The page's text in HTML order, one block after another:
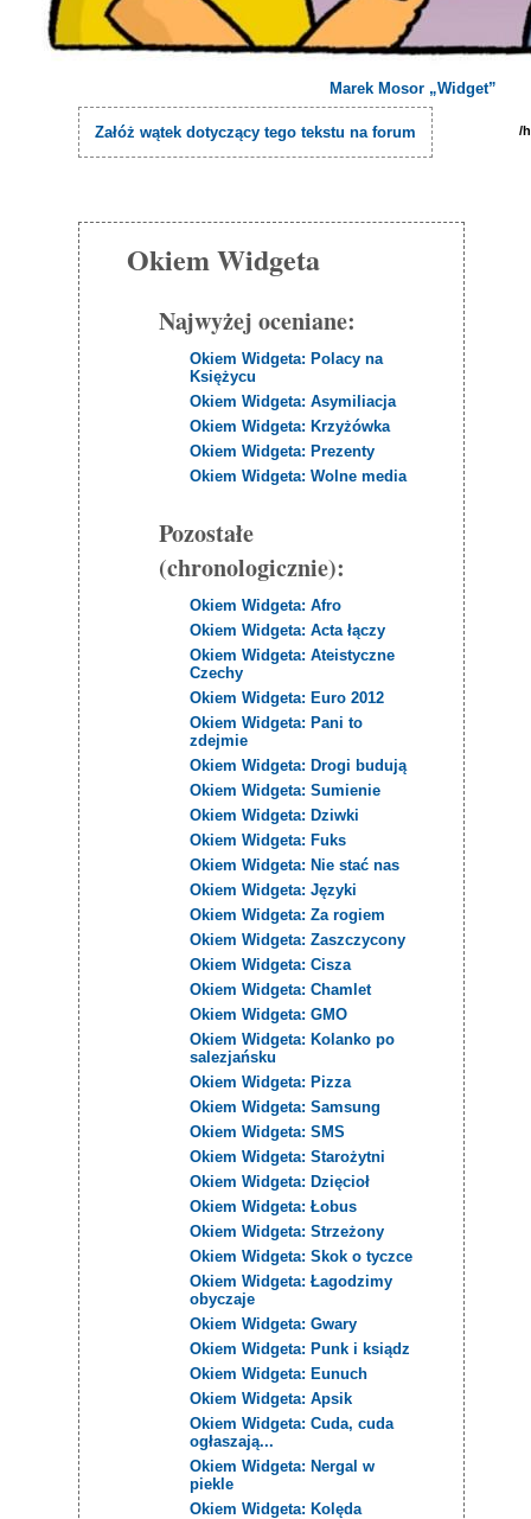
Marek Mosor „Widget”
Załóż wątek dotyczący tego tekstu na forum
Okiem Widgeta
Najwyżej oceniane:
Okiem Widgeta: Polacy na
Księżycu
Okiem Widgeta: Asymiliacja
Okiem Widgeta: Krzyżówka
Okiem Widgeta: Prezenty
Okiem Widgeta: Wolne media
Pozostałe
(chronologicznie):
Okiem Widgeta: Afro
Okiem Widgeta: Acta łączy
Okiem Widgeta: Ateistyczne
Czechy
Okiem Widgeta: Euro 2012
Okiem Widgeta: Pani to
zdejmie
Okiem Widgeta: Drogi budują
Okiem Widgeta: Sumienie
Okiem Widgeta: Dziwki
Okiem Widgeta: Fuks
Okiem Widgeta: Nie stać nas
Okiem Widgeta: Języki
Okiem Widgeta: Za rogiem
Okiem Widgeta: Zaszczycony
Okiem Widgeta: Cisza
Okiem Widgeta: Chamlet
Okiem Widgeta: GMO
Okiem Widgeta: Kolanko po
salezjańsku
Okiem Widgeta: Pizza
Okiem Widgeta: Samsung
Okiem Widgeta: SMS
Okiem Widgeta: Starożytni
Okiem Widgeta: Dzięcioł
Okiem Widgeta: Łobus
Okiem Widgeta: Strzeżony
Okiem Widgeta: Skok o tyczce
Okiem Widgeta: Łagodzimy
obyczaje
Okiem Widgeta: Gwary
Okiem Widgeta: Punk i ksiądz
Okiem Widgeta: Eunuch
Okiem Widgeta: Apsik
Okiem Widgeta: Cuda, cuda
ogłaszają...
Okiem Widgeta: Nergal w
piekle
Okiem Widgeta: Kolęda
/